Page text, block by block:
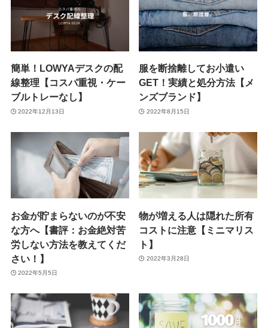
簡単！LOWYAデスクの配
線整理【コスパ重視・ケー
ブルトレーなし】
2022年12月13日
服を断捨離してお小遣い
GET！実績と処分方法【メ
ンズブランド】
2022年8月15日
お金が貯まらないのが不安
な方へ【書評：お金絶対苦
労しない方法を教えてくだ
さい！】
2022年5月5日
物が増える人は隠れた所有
コストに注意【ミニマリス
ト】
2022年3月28日